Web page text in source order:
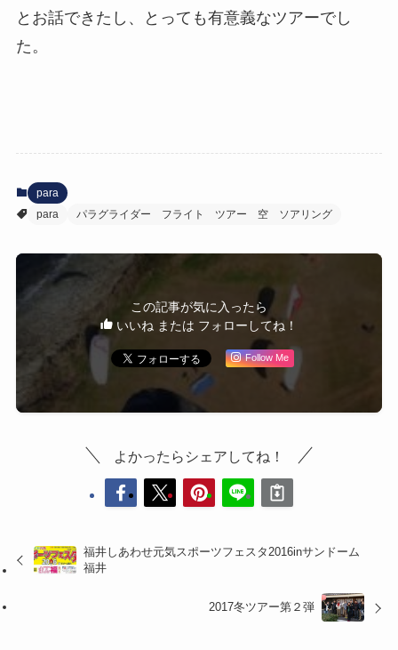
とお話できたし、とっても有意義なツアーでし
た。
para
para
パラグライダー フライト ツアー 空 ソアリング
この記事が気に入ったら
いいね または フォローしてね！
Follow Me
よかったらシェアしてね！
福井しあわせ元気スポーツフェスタ2016inサンドーム
福井
2017冬ツアー第２弾